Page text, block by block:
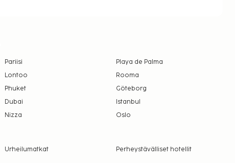
Pariisi
Playa de Palma
Lontoo
Rooma
Phuket
Göteborg
Dubai
Istanbul
Nizza Oslo
Urheilumatkat
Perheystävälliset hotellit